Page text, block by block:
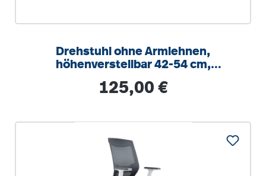
Drehstuhl ohne Armlehnen,
höhenverstellbar 42-54 cm,
Regulärer Preis:
125,00 €